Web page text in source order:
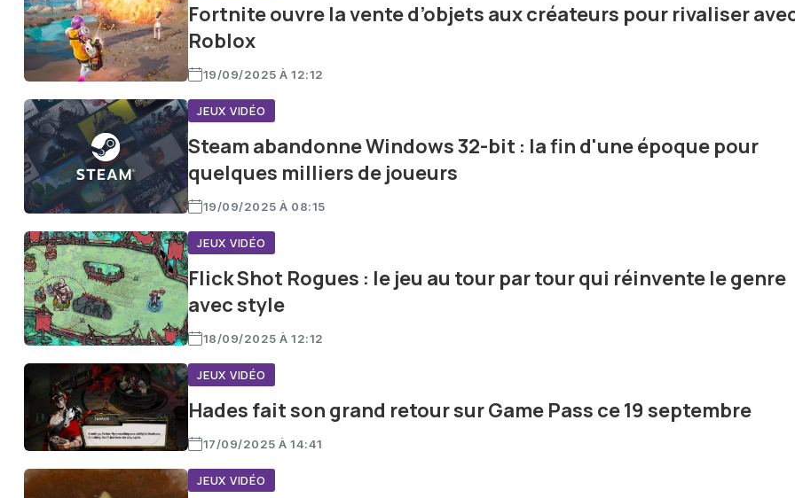
Fortnite ouvre la vente d’objets aux créateurs pour rivaliser
Roblox
19/09/2025 À 12:12
JEUX VIDÉO
Steam abandonne Windows 32-bit : la fin d'une époque pour
quelques milliers de joueurs
19/09/2025 À 08:15
JEUX VIDÉO
Flick Shot Rogues : le jeu au tour par tour qui réinvente le genre
avec style
18/09/2025 À 12:12
JEUX VIDÉO
Hades fait son grand retour sur Game Pass ce 19 septembre
17/09/2025 À 14:41
JEUX VIDÉO